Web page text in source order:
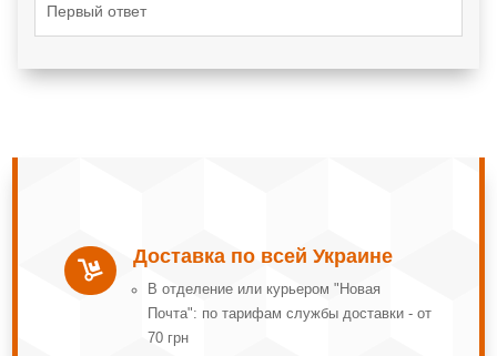
Первый ответ

Доставка по всей Украине
В отделение или курьером "Новая
Почта": по тарифам службы доставки - от
70 грн